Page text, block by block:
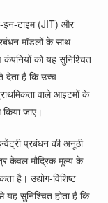
इन-टाइम (JIT) और
मॉडलों के साथ
को यह सुनिश्चित
देता है कि उच्च-
वाले आइटमों के
जाए।
प्रबंधन की अनूठी
केवल मौद्रिक मूल्य के
है। उद्योग-विशिष्ट
सुनिश्चित होता है कि